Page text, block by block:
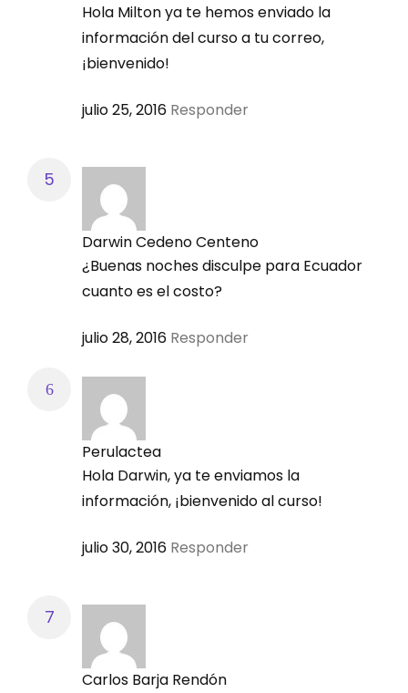
Día y Fecha:
Miércoles 07 septiembre
Introducción al balanceo de dietas para
cerdos
Balanceo de dietas para cerdos en
iniciación
Día y Fecha:
Miércoles 14 septiembre
Balanceo de dietas para cerdos en
etapa de crecimiento
Hola Milton ya te hemos enviado la
información del curso a tu correo,
¡bienvenido!
julio 25, 2016 Responder
Darwin Cedeno Centeno
¿Buenas noches disculpe para Ecuador
cuanto es el costo?
julio 28, 2016 Responder
Perulactea
Hola Darwin, ya te enviamos la
información, ¡bienvenido al curso!
julio 30, 2016 Responder
Carlos Barja Rendón